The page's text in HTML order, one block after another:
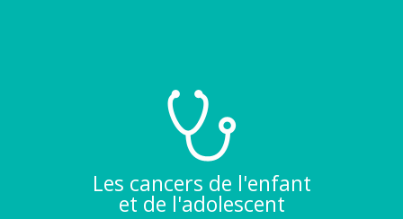
Les cancers de l'enfant
et de l'adolescent